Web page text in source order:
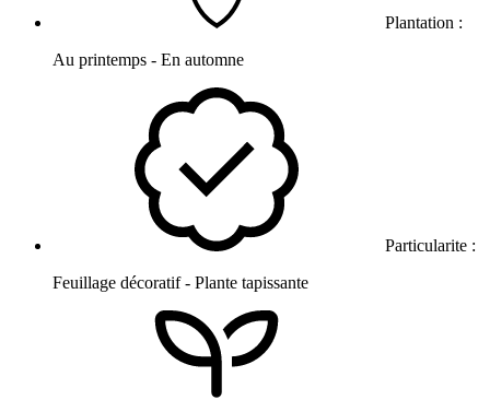
Plantation :
Au printemps - En automne
Particularite :
Feuillage décoratif - Plante tapissante